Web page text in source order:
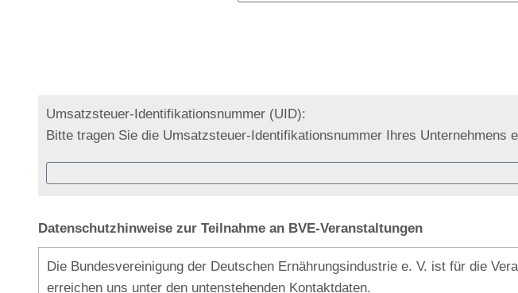
Umsatzsteuer-Identifikationsnummer (UID):
Bitte tragen Sie die Umsatzsteuer-Identifikationsnummer Ihres
Datenschutzhinweise zur Teilnahme an BVE-Veranstaltungen